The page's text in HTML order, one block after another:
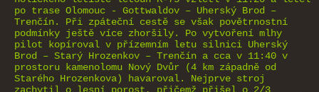
po trase Olomouc - Gottwaldov – Uherský Brod –
Trenčín. Při zpáteční cestě se však povětrnostní
podmínky ještě více zhoršily. Po vytvoření mlhy
pilot kopíroval v přízemním letu silnici Uherský
Brod – Starý Hrozenkov – Trenčín a cca v 11:40 v
prostoru kamenolomu Nový Dvůr (4 km západně od
Starého Hrozenkova) havaroval. Nejprve stroj